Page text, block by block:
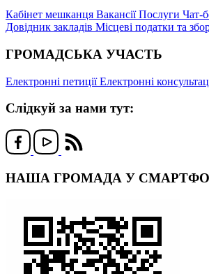
Кабінет мешканця ВакансіїПослуги Чат-
Довідник закладів Місцеві податки та
ГРОМАДСЬКА УЧАСТЬ
Електронні петиціїЕлектронні
Слідкуй за нами тут:
НАША ГРОМАДА У